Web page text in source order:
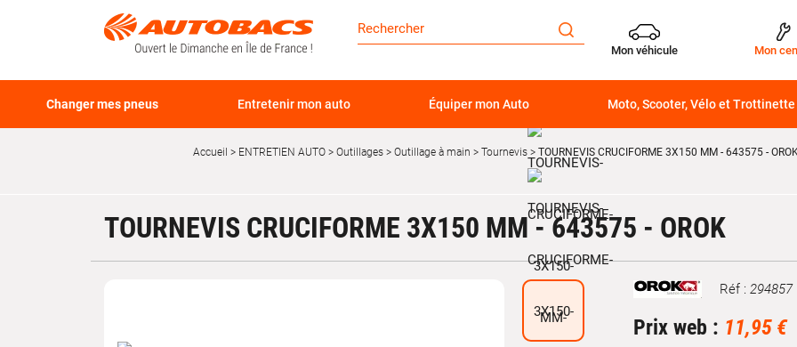
Mon véhicule Mon
Changer mes pneus Entretenir mon auto Équiper mon Auto Moto, Scooter, Vélo et Trottinette
Accueil ENTRETIEN AUTO Outillages Outillage à main Tournevis TOURNEVIS CRUCIFORME 3X150 MM - 643575 -
TOURNEVIS CRUCIFORME 3X150 MM - 643575 - OROK
Marque Réf : 294857
Prix web : 11,95 €